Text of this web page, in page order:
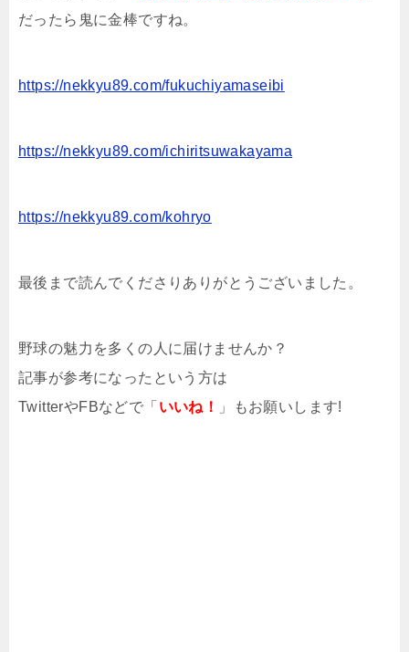
だったら鬼に金棒ですね。
https://nekkyu89.com/fukuchiyamaseibi
https://nekkyu89.com/ichiritsuwakayama
https://nekkyu89.com/kohryo
最後まで読んでくださりありがとうございました。
野球の魅力を多くの人に届けませんか？
記事が参考になったという方は
TwitterやFBなどで「 いいね！ 」もお願いします!